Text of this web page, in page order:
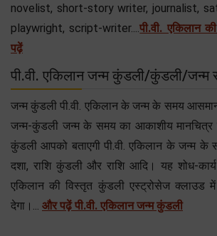
novelist, short-story writer, journalist,
playwright, script-writer....पी.वी. एकिलान
पढ़ें
पी.वी. एकिलान जन्म कुंडली/कुंडली/जन्म
जन्म कुंडली पी.वी. एकिलान के जन्म के समय
जन्म-कुंडली जन्म के समय का आकाशीय मानचित्र
कुंडली आपको बताएगी पी.वी. एकिलान के जन्म के
दशा, राशि कुंडली और राशि आदि। यह शोध-
एकिलान की विस्तृत कुंडली एस्ट्रोसेज क्लाउड
देगा।... और पढ़ें पी.वी. एकिलान जन्म कुंडली